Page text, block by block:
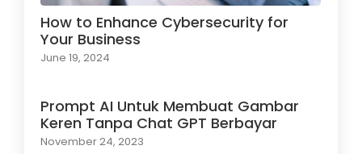
How to Enhance Cybersecurity for
Your Business
June 19, 2024
Prompt AI Untuk Membuat Gambar
Keren Tanpa Chat GPT Berbayar
November 24, 2023